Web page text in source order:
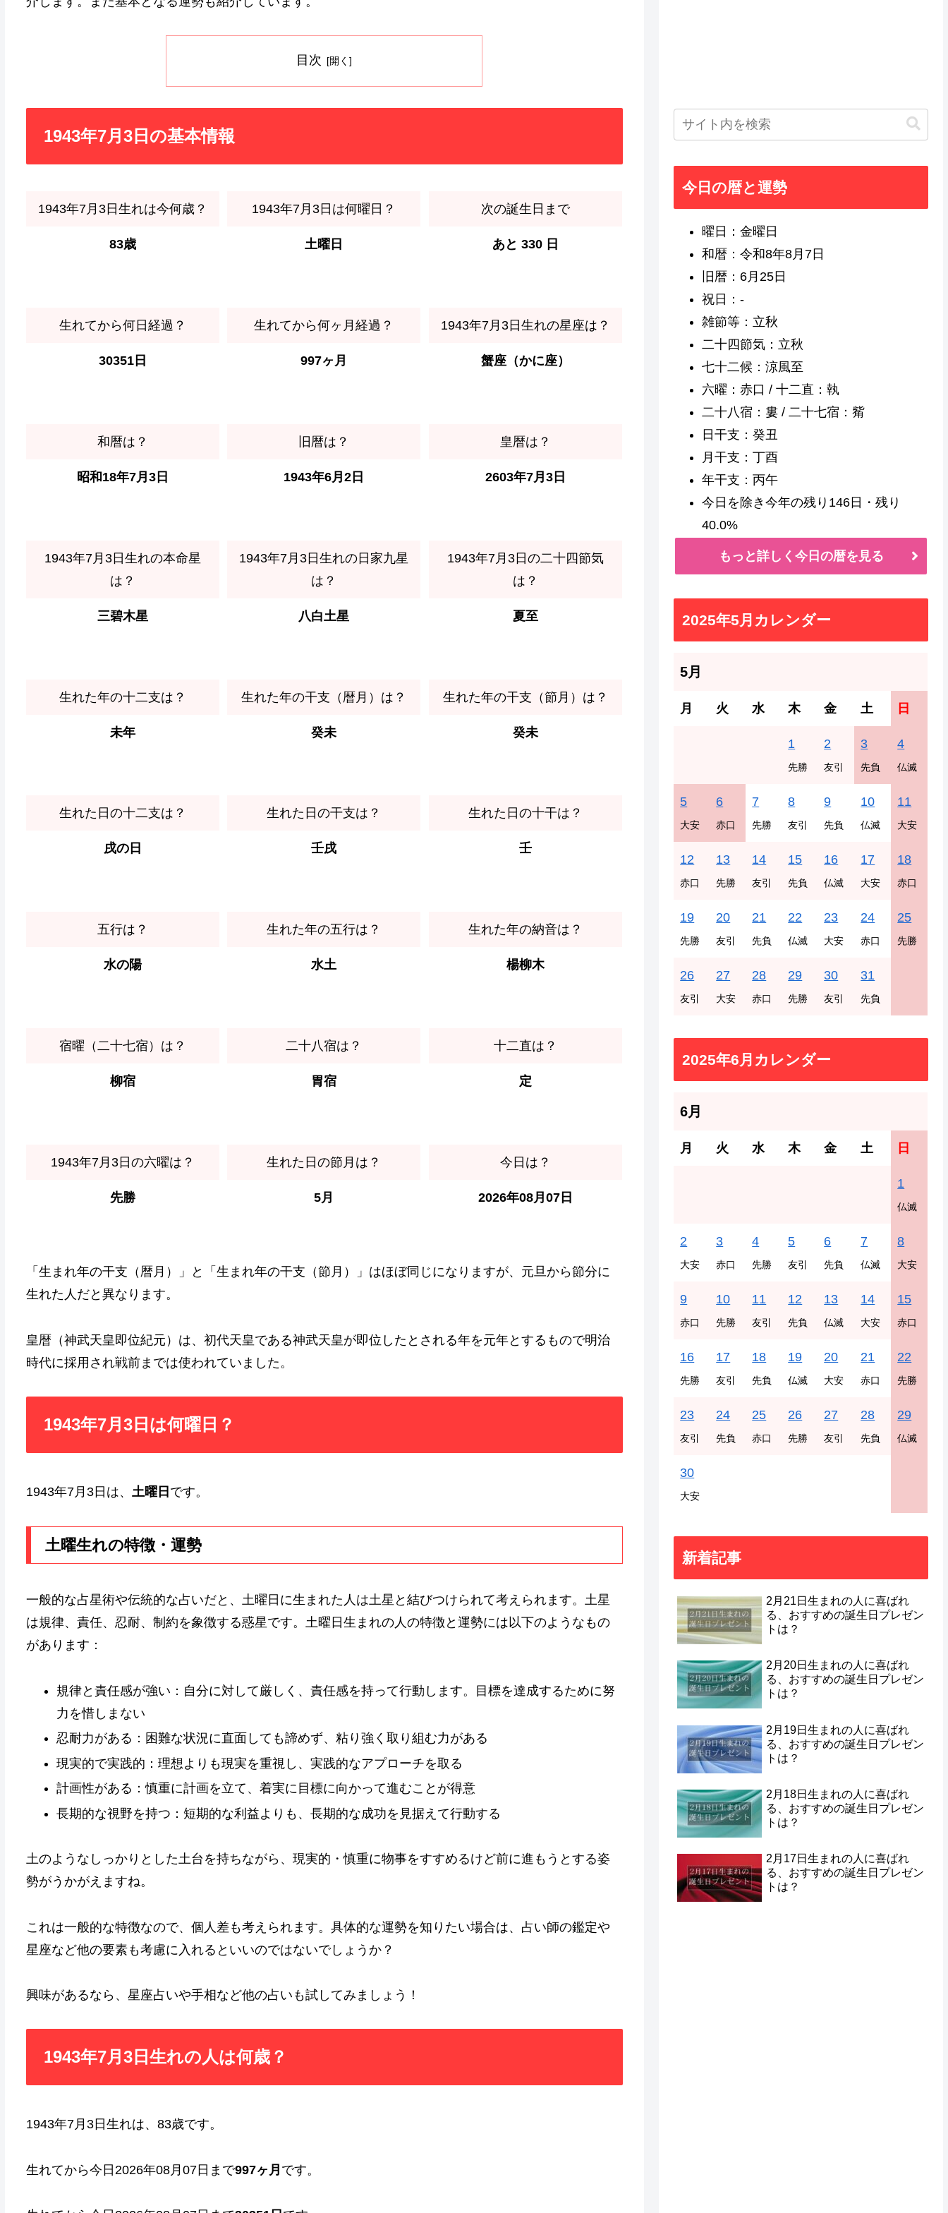
目次
1943年7月3日の基本情報
1943年7月3日生れは今何歳？
83歳
1943年7月3日は何曜日？
土曜日
次の誕生日まで
あと 330 日
生れてから何日経過？
30351日
生れてから何ヶ月経過？
997ヶ月
1943年7月3日生れの星座は？
蟹座（かに座）
和暦は？
昭和18年7月3日
旧暦は？
1943年6月2日
皇暦は？
2603年7月3日
1943年7月3日生れの本命星
は？
三碧木星
1943年7月3日生れの日家九星
は？
八白土星
1943年7月3日の二十四節気
は？
夏至
生れた年の十二支は？
未年
生れた年の干支（暦月）は？
癸未
生れた年の干支（節月）は？
癸未
生れた日の十二支は？
戌の日
生れた日の干支は？
壬戌
生れた日の十干は？
壬
五行は？
水の陽
生れた年の五行は？
水土
生れた年の納音は？
楊柳木
宿曜（二十七宿）は？
柳宿
二十八宿は？
胃宿
十二直は？
定
1943年7月3日の六曜は？
先勝
生れた日の節月は？
5月
今日は？
2026年08月07日
「生まれ年の干支（暦月）」と「生まれ年の干支（節月）」はほぼ同じになりますが、元旦から節分に
生れた人だと異なります。
皇暦（神武天皇即位紀元）は、初代天皇である神武天皇が即位したとされる年を元年とするもので明治
時代に採用され戦前までは使われていました。
1943年7月3日は何曜日？
1943年7月3日は、 土曜日 です。
土曜生れの特徴・運勢
一般的な占星術や伝統的な占いだと、土曜日に生まれた人は土星と結びつけられて考えられます。土星
は規律、責任、忍耐、制約を象徴する惑星です。土曜日生まれの人の特徴と運勢には以下のようなもの
があります：
規律と責任感が強い：自分に対して厳しく、責任感を持って行動します。目標を達成するために努
力を惜しまない
忍耐力がある：困難な状況に直面しても諦めず、粘り強く取り組む力がある
現実的で実践的：理想よりも現実を重視し、実践的なアプローチを取る
計画性がある：慎重に計画を立て、着実に目標に向かって進むことが得意
長期的な視野を持つ：短期的な利益よりも、長期的な成功を見据えて行動する
土のようなしっかりとした土台を持ちながら、現実的・慎重に物事をすすめるけど前に進もうとする姿
勢がうかがえますね。
これは一般的な特徴なので、個人差も考えられます。具体的な運勢を知りたい場合は、占い師の鑑定や
星座など他の要素も考慮に入れるといいのではないでしょうか？
興味があるなら、星座占いや手相など他の占いも試してみましょう！
1943年7月3日生れの人は何歳？
1943年7月3日生れは、83歳です。
生れてから今日2026年08月07日まで997ヶ月 です。
今日の暦と運勢
曜日：金曜日
和暦：令和8年8月7日
旧暦：6月25日
祝日：-
雑節等：立秋
二十四節気：立秋
七十二候：涼風至
六曜：赤口 / 十二直：執
二十八宿：婁 / 二十七宿：觜
日干支：癸丑
月干支：丁酉
年干支：丙午
今日を除き今年の残り146日・残り
40.0%
もっと詳しく今日の暦を見る
2025年5月カレンダー
5月
月 火 水 木 金 土 日
1
先勝
2
友引
3
先負
4
仏滅
5
大安
6
赤口
7
先勝
8
友引
9
先負
10
仏滅
11
大安
12
赤口
13
先勝
14
友引
15
先負
16
仏滅
17
大安
18
赤口
19
先勝
20
友引
21
先負
22
仏滅
23
大安
24
赤口
25
先勝
26
友引
27
大安
28
赤口
29
先勝
30
友引
31
先負
2025年6月カレンダー
6月
月 火 水 木 金 土 日
1
仏滅
2
大安
3
赤口
4
先勝
5
友引
6
先負
7
仏滅
8
大安
9
赤口
10
先勝
11
友引
12
先負
13
仏滅
14
大安
15
赤口
16
先勝
17
友引
18
先負
19
仏滅
20
大安
21
赤口
22
先勝
23
友引
24
先負
25
赤口
26
先勝
27
友引
28
先負
29
仏滅
30
大安
新着記事
2月21日生まれの人に喜ばれ
る、おすすめの誕生日プレゼン
トは？
2月20日生まれの人に喜ばれ
る、おすすめの誕生日プレゼン
トは？
2月19日生まれの人に喜ばれ
る、おすすめの誕生日プレゼン
トは？
2月18日生まれの人に喜ばれ
る、おすすめの誕生日プレゼン
トは？
2月17日生まれの人に喜ばれ
る、おすすめの誕生日プレゼン
トは？